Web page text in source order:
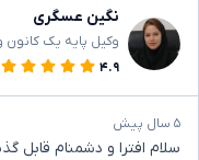
نگین عسگری
وکیل پایه یک کانون
۴.۹
۵ سال پیش
سلام افترا و دشمنام